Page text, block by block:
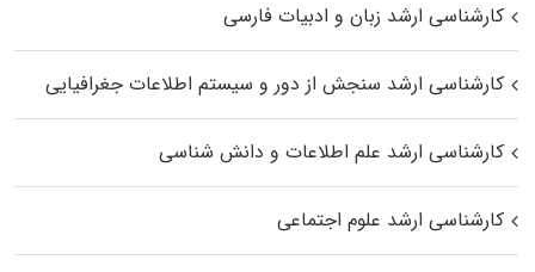
کارشناسی ارشد زبان و ادبیات فارسی
کارشناسی ارشد سنجش از دور و سیستم اطلاعات جغرافیایی
کارشناسی ارشد علم اطلاعات و دانش شناسی
کارشناسی ارشد علوم اجتماعی